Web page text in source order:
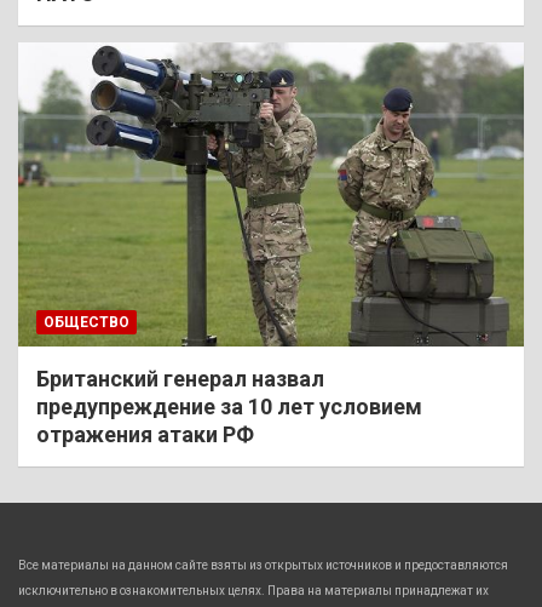
ОБЩЕСТВО
Британский генерал назвал
предупреждение за 10 лет условием
отражения атаки РФ
Все материалы на данном сайте взяты из открытых источников и предоставляются
исключительно в ознакомительных целях. Права на материалы принадлежат их